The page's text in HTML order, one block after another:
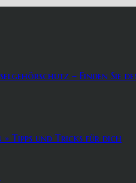
– Finden Sie
» Tipps und Tricks für dich